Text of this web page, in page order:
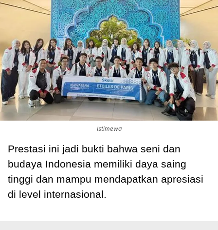
Istimewa
Prestasi ini jadi bukti bahwa seni dan
budaya Indonesia memiliki daya saing
tinggi dan mampu mendapatkan apresiasi
di level internasional.